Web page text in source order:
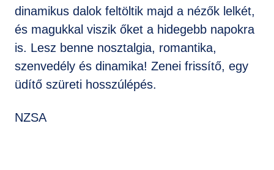
dinamikus dalok feltöltik majd a nézők lelkét,
és magukkal viszik őket a hidegebb napokra
is. Lesz benne nosztalgia, romantika,
szenvedély és dinamika! Zenei frissítő, egy
üdítő szüreti hosszúlépés.
NZSA